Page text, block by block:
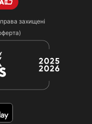
захищені